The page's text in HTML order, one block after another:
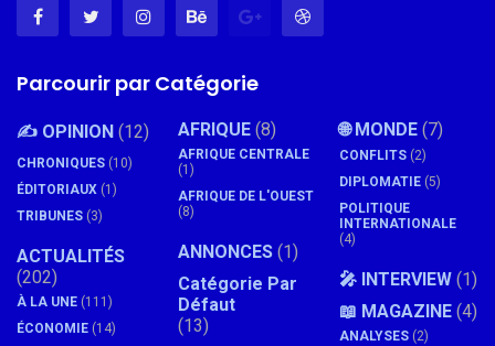
Parcourir par Catégorie
✍️ OPINION (12)
CHRONIQUES (10)
ÉDITORIAUX (1)
TRIBUNES (3)
ACTUALITÉS
(202)
À LA UNE (111)
ÉCONOMIE (14)
AFRIQUE (8)
AFRIQUE CENTRALE
(1)
AFRIQUE DE L'OUEST
(8)
ANNONCES (1)
Catégorie Par
Défaut
(13)
🌐 MONDE (7)
CONFLITS (2)
DIPLOMATIE (5)
POLITIQUE
INTERNATIONALE
(4)
🎤 INTERVIEW (1)
📖 MAGAZINE (4)
ANALYSES (2)